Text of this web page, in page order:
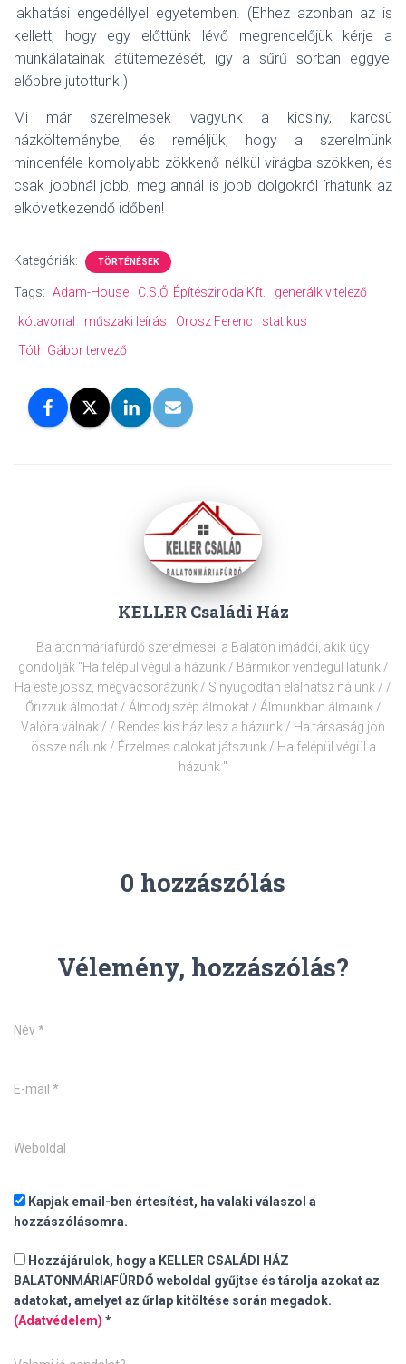
lakhatási engedéllyel egyetemben. (Ehhez azonban az is
kellett, hogy egy előttünk lévő megrendelőjük kérje a
munkálatainak átütemezését, így a sűrű sorban eggyel
előbbre jutottunk.)
Mi már szerelmesek vagyunk a kicsiny, karcsú
házkölteménybe, és reméljük, hogy a szerelmünk
mindenféle komolyabb zökkenő nélkül virágba szökken, és
csak jobbnál jobb, meg annál is jobb dolgokról írhatunk az
elkövetkezendő időben!
Kategóriák: TÖRTÉNÉSEK
Tags: Adam-House C.S.Ő. Építésziroda Kft.
generálkivitelező
kótavonal
műszaki leírás Orosz Ferenc
statikus
Tóth Gábor tervező
KELLER Családi Ház
Balatonmáriafürdő szerelmesei, a Balaton imádói, akik úgy
gondolják "Ha felépül végül a házunk / Bármikor vendégül látunk /
Ha este jössz, megvacsorázunk / S nyugodtan elalhatsz nálunk / /
Őrizzük álmodat / Álmodj szép álmokat / Álmunkban álmaink /
Valóra válnak / / Rendes kis ház lesz a házunk / Ha társaság jön
össze nálunk / Érzelmes dalokat játszunk / Ha felépül végül a
házunk "
0 hozzászólás
Vélemény, hozzászólás?
Név*
E-mail *
Weboldal
Kapjak email-ben értesítést, ha valaki válaszol a
hozzászólásomra.
Hozzájárulok, hogy a KELLER CSALÁDI HÁZ
BALATONMÁRIAFÜRDŐ weboldal gyűjtse és tárolja azokat az
adatokat, amelyet az űrlap kitöltése során megadok.
(Adatvédelem) *